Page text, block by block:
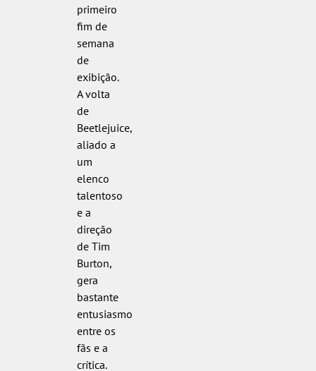
primeiro
fim de
semana
de
exibição.
A volta
de
Beetlejuice,
aliado a
um
elenco
talentoso
e a
direção
de Tim
Burton,
gera
bastante
entusiasmo
entre os
fãs e a
crítica.